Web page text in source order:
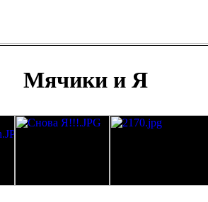
Мячики и Я